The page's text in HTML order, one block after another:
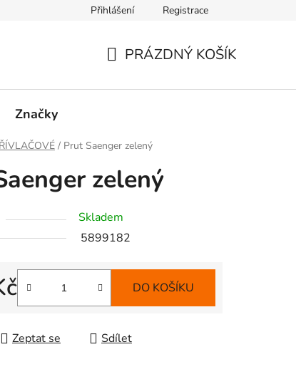
Přihlášení Registrace
PRÁZDNÝ KOŠÍK
Značky
/ Prut Saenger zelený
zelený
Skladem
5899182
DO KOŠÍKU
Zeptat se Sdílet